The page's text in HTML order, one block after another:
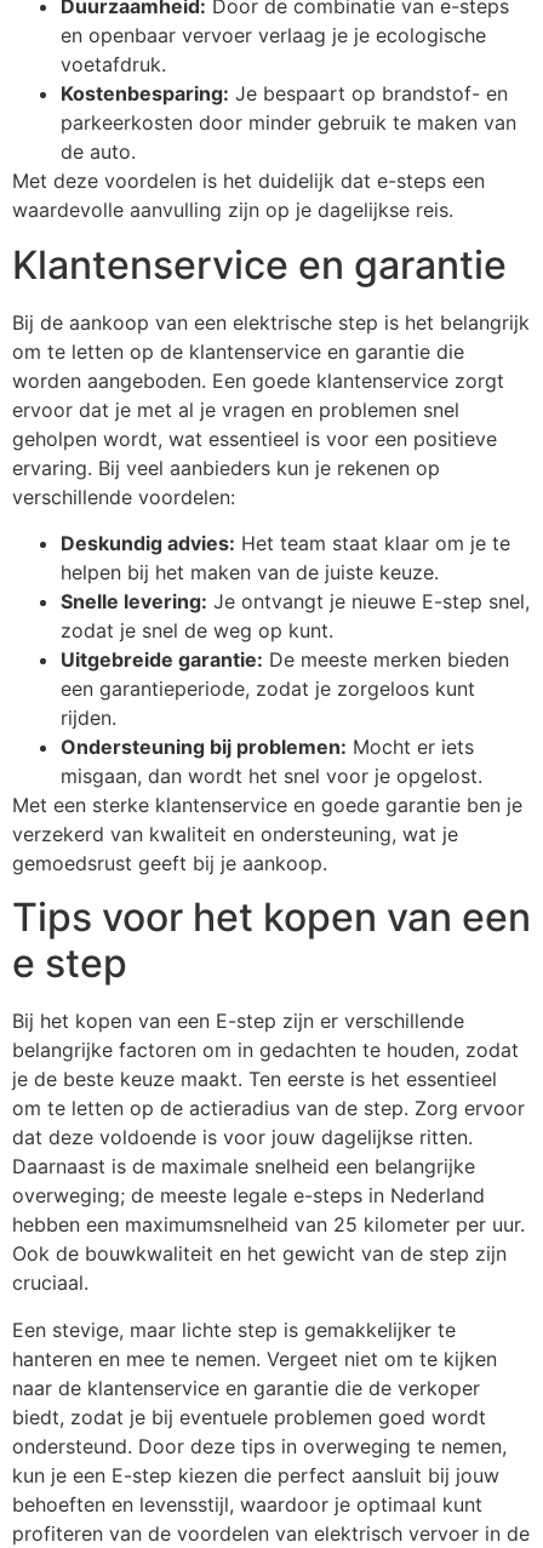
Duurzaamheid: Door de combinatie van e-steps
en openbaar vervoer verlaag je je ecologische
voetafdruk.
Kostenbesparing: Je bespaart op brandstof- en
parkeerkosten door minder gebruik te maken van
de auto.
Met deze voordelen is het duidelijk dat e-steps een
waardevolle aanvulling zijn op je dagelijkse reis.
Klantenservice en garantie
Bij de aankoop van een elektrische step is het belangrijk
om te letten op de klantenservice en garantie die
worden aangeboden. Een goede klantenservice zorgt
ervoor dat je met al je vragen en problemen snel
geholpen wordt, wat essentieel is voor een positieve
ervaring. Bij veel aanbieders kun je rekenen op
verschillende voordelen:
Deskundig advies: Het team staat klaar om je te
helpen bij het maken van de juiste keuze.
Snelle levering: Je ontvangt je nieuwe E-step snel,
zodat je snel de weg op kunt.
Uitgebreide garantie: De meeste merken bieden
een garantieperiode, zodat je zorgeloos kunt
rijden.
Ondersteuning bij problemen: Mocht er iets
misgaan, dan wordt het snel voor je opgelost.
Met een sterke klantenservice en goede garantie ben je
verzekerd van kwaliteit en ondersteuning, wat je
gemoedsrust geeft bij je aankoop.
Tips voor het kopen van een
e step
Bij het kopen van een E-step zijn er verschillende
belangrijke factoren om in gedachten te houden, zodat
je de beste keuze maakt. Ten eerste is het essentieel
om te letten op de actieradius van de step. Zorg ervoor
dat deze voldoende is voor jouw dagelijkse ritten.
Daarnaast is de maximale snelheid een belangrijke
overweging; de meeste legale e-steps in Nederland
hebben een maximumsnelheid van 25 kilometer per uur.
Ook de bouwkwaliteit en het gewicht van de step zijn
cruciaal.
Een stevige, maar lichte step is gemakkelijker te
hanteren en mee te nemen. Vergeet niet om te kijken
naar de klantenservice en garantie die de verkoper
biedt, zodat je bij eventuele problemen goed wordt
ondersteund. Door deze tips in overweging te nemen,
kun je een E-step kiezen die perfect aansluit bij jouw
behoeften en levensstijl, waardoor je optimaal kunt
profiteren van de voordelen van elektrisch vervoer in de